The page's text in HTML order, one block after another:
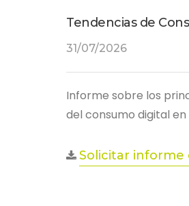
Tendencias de
31/07/2026
Informe sobre los
del consumo digital en
Solicitar